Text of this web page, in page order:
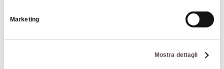
Marketing
Mostra dettagli
Details